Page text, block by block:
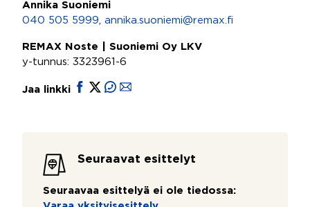
Annika Suoniemi
040 505 5999
annika.suoniemi@remax.fi
REMAX Noste | Suoniemi Oy LKV
y-tunnus: 3323961-6
Jaa linkki
Seuraavat esittelyt
Seuraavaa esittelyä ei ole tiedossa: